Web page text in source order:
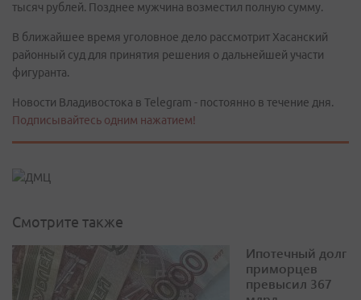
тысяч рублей. Позднее мужчина возместил полную сумму.
В ближайшее время уголовное дело рассмотрит Хасанский
районный суд для принятия решения о дальнейшей участи
фигуранта.
Новости Владивостока в Telegram - постоянно в течение дня.
Подписывайтесь одним нажатием!
Смотрите также
Ипотечный долг
приморцев
превысил 367